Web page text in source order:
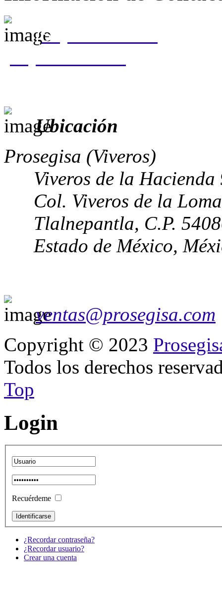
(55) 5310 0050
Ubicación
Prosegisa (Viveros)
Viveros de la Hacienda
Col. Viveros de la Loma
Tlalnepantla, C.P.
Estado de México,
ventas@prosegisa.com
Copyright © 2023
Todos los derechos
Top
Login
Recuérdeme
¿Recordar contraseña?
¿Recordar usuario?
Crear una cuenta